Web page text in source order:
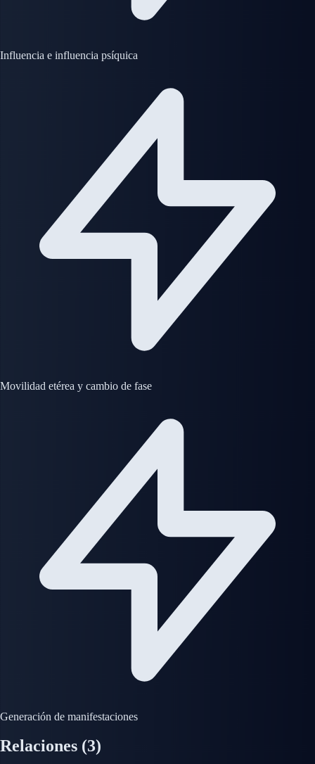
Influencia e influencia psíquica
Movilidad etérea y cambio de fase
Generación de manifestaciones
Relaciones (3)